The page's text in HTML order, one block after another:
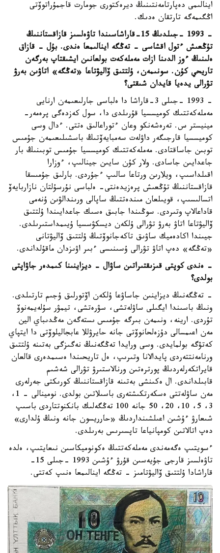
اينالىمى دەپارتامەنتىنىڭ ديرەكتورى جومارت قاجمۇراتوۆتى
اڭگىمەگە تارتقان ەدىك.
- 1993 -جىلدىڭ 15-قاراشاسىندا تاۋەلسىز قازاقستاننىڭ
تۇڭعىش ءتول اقشاسى - تەڭگە اينالىمعا ەندى. بۇل - قازاق
ەلىنىڭ ءوز الدىنا ازات مەملەكەت بولعانىن ايشىقتاپ بەرگەن
تاريحي كۇن. سونىمەن، ۇلتتىق ۆاليۋتاعا «تەڭگە» اتاۋىن بەرۋ
تۋرالى يدەيا قايدان شىقتى؟
- 1993 -جىلى 3-قاراشا دا ەلباسى جارلىعىمەن ارنايى
مەملەكەتتىك كوميسسيا قۇرىلدى دا، سول كەزدەگى پرەمەر-
مينيستر س. تەرەشەنكو وعان ءتوراعالىق ەتتى. ءدال وسى
كوميسسيا قارجىگەر داۋلەت سەمبايەۆتىڭ باسشىلىعىمەن جۇمىس
توبىن جاساقتادى. مەملەكەتتىك كوميسسيا جۇمىس توبىنىڭ بار
جاعدايىن جاسادى. ولار كۇن سايىن جينالىپ، ءوزارا
اقىلداسىپ، ويلارىن ورتاعا سالىپ ءجۇردى. بارلىق جۇمىسقا
قازاقستاننىڭ تۇڭعىش پرەزيدەنتى- ەلباسى نۇرسۇلتان نازاربايەۆ
اتسالىسىپ، قويىلعان مىندەتتىڭ ساپالى ورىندالۋىن ۇنەمى
قاداعالاپ وتىردى. سوڭىندا جابىق ەسىك جاعدايىندا ۇلتتىق
ۆاليۋتاعا اتاۋ بەرۋ تۋرالى ۇلكەن ديسكۋسسيا ۇيىمداستىرىلدى.
جيىندا اكادەميك ساۋىق تاكەجانوۆتىڭ ۇلتتىق ۆاليۋتانى
«تەڭگە» دەپ اتاۋ تۋرالى ۇسىنىسى ءبىر اۋىزدان ماقۇلداندى.
- ەندى كوپتى قىزىقتىراتىن ساۋال - ديزاينىنا كىمدەر جاۋاپتى
بولدى؟
- تەڭگەنىڭ ديزاينىن جاساۋعا ۇلكەن اۆتورلىق ۇجىم تارتىلدى.
ونىڭ باسىندا ايگىلى ساۋلەتشى، سۋرەتشى، تيمۋر سۇلەيمەنوۆ
تۇردى. ارينە، ونىمەن بىرگە جۇمىس ىستەگەن مەڭدىباي الين
مەن اعىمسالى دۇزەلحانوۆتى جانە حايرۋللا عابجاليلوۆتى دا ايتپاي
كەتۋگە بولمايدى. وسى ورايدا تەڭگەنىڭ نەگىزگى بەتىنە ۇلتتىق
ورنامەنتتەردى پايدالانا وتىرىپ، ەل تاريحىندا ەسىمدەرى قالعان
قايراتكەرلەردىڭ پورترەتىن ورنالاستىرۋ تۋرالى شەشىم
قابىلداندى. ال ەكىنشى بەتىنە قازاقستاننىڭ كورىكتى جەرلەرى
مەن ساۋلەتتى ەسكەرتكىشتەرى باسىلاتىن بولدى. نومينالى - 1،
3، 5، 10، 20، 50 جانە 100 تەڭگەلىك بانكنوتتاردى باسىپ
شىعارۋ ءۇشىن اعىلشىنداردىڭ «حارريسون جانە ونىڭ ۇلدارى»
دەپ اتالاتىن كومپانياعا تاپسىرىس بەرىلدى.
ءسويتىپ ەگەمەندى مەملەكەتتىڭ ەكونوميكاسىن نىعايتىپ، ەلدە
تاۋەلسىز قارجى جۇيەسىن قۇرۋ ءۇشىن 1993 -جىلى 15-
قاراشادا ۇلتتىق ۆاليۋتامىز - تەڭگە اينالىمعا ەنىپ كەتتى.